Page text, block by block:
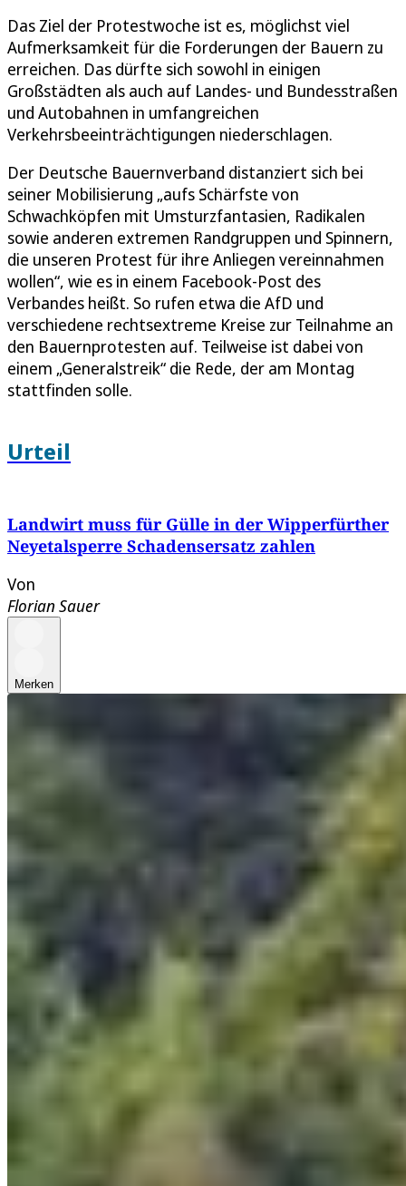
Das Ziel der Protestwoche ist es, möglichst viel
Aufmerksamkeit für die Forderungen der Bauern zu
erreichen. Das dürfte sich sowohl in einigen
Großstädten als auch auf Landes- und Bundesstraßen
und Autobahnen in umfangreichen
Verkehrsbeeinträchtigungen niederschlagen.
Der Deutsche Bauernverband distanziert sich bei
seiner Mobilisierung „aufs Schärfste von
Schwachköpfen mit Umsturzfantasien, Radikalen
sowie anderen extremen Randgruppen und Spinnern,
die unseren Protest für ihre Anliegen vereinnahmen
wollen“, wie es in einem Facebook-Post des
Verbandes heißt. So rufen etwa die AfD und
verschiedene rechtsextreme Kreise zur Teilnahme an
den Bauernprotesten auf. Teilweise ist dabei von
einem „Generalstreik“ die Rede, der am Montag
stattfinden solle.
Urteil
Landwirt muss für Gülle in der Wipperfürther
Neyetalsperre Schadensersatz zahlen
Von
Florian Sauer
Merken